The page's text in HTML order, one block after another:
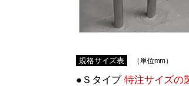
規格サイズ表 （単位mm）
●Ｓタイプ特注サイズの